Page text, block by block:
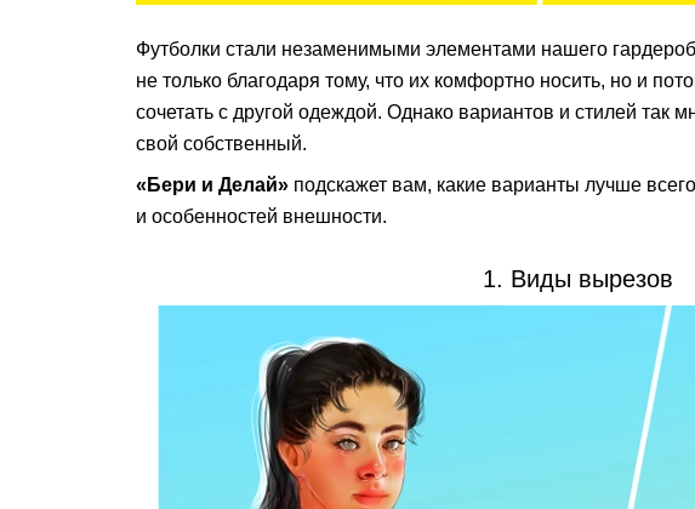
Футболки стали незаменимыми элементами нашего
не только благодаря тому, что их комфортно носить, но и
сочетать с другой одеждой. Однако вариантов и стилей так
свой собственный.
«Бери и Делай» подскажет вам, какие варианты лучше
и особенностей внешности.
1. Виды вырезов